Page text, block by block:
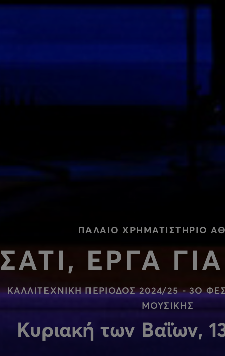
ΠΑΛΑΙΟ ΧΡΗΜΑΤΙΣΤΗΡΙΟ
ΣΑΤΙ, ΕΡΓΑ
ΚΑΛΛΙΤΕΧΝΙΚΗ ΠΕΡΙΟΔΟΣ 2024/25 - 3Ο
ΜΟΥΣΙΚΗΣ
Κυριακή των Βαΐων,